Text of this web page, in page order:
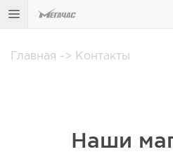
Главная -> Контакты
Наши